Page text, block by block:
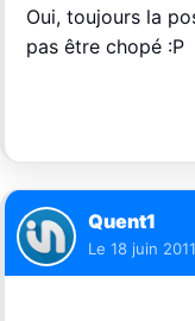
Oui, toujours la
pas être chopé :P
Quent1
Le 18 juin